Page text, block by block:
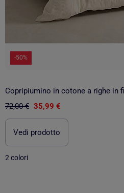
-50%
72,00 € 35,99 €
Vedi prodotto
2 colori